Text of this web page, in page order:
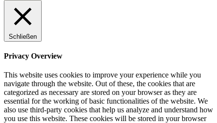
Schließen
Privacy Overview
This website uses cookies to improve your experience while you
navigate through the website. Out of these, the cookies that are
categorized as necessary are stored on your browser as they are
essential for the working of basic functionalities of the website. We
also use third-party cookies that help us analyze and understand how
you use this website. These cookies will be stored in your browser